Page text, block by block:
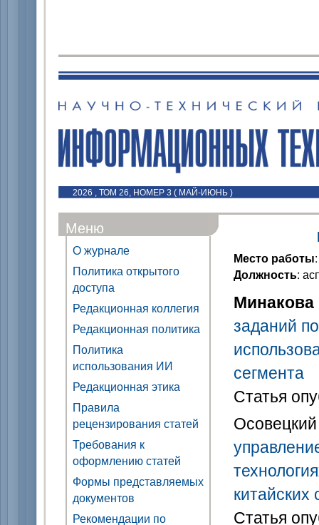
2026 , ТОМ 26, НОМЕР 3 ( МАЙ-ИЮНЬ )
Меню
О журнале
Политика открытого
доступа
Редакционная коллегия
Редакционная политика
Политика
использования ИИ
Редакционная этика
Правила
рецензирования статей
Требования к
оформлению статей
Формы представляемых
документов
Рекомендации по
Место работы
Должность:
заданий
сегмента
Статья
китайских
Статья